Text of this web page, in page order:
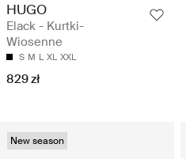
HUGO
Elack - Kurtki-
Wiosenne
S M L XL XXL
829 zł
New season